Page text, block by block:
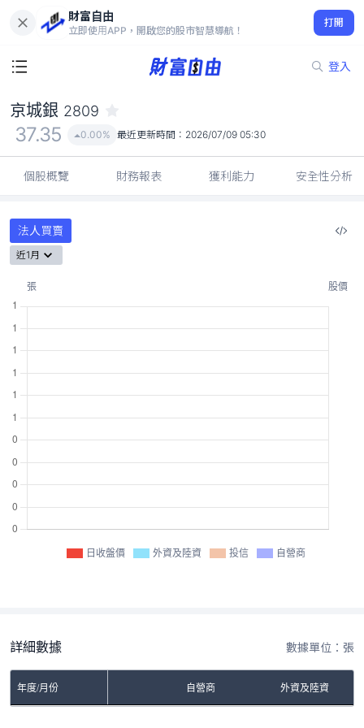
財富自由
立即使用APP，開啟您的股市智慧導航！
打開
登入
37.35
0.00%
京城銀 2809
37.35 0.00% 最近更新時間： 2026/07/09 05:30
個股概覽 財務報表 獲利能力 安全性分析
法人買賣
近1月
日收盤價 外資及陸資 投信 自營商
詳細數據 數據單位：張
年度/月份 自營商 外資及陸資